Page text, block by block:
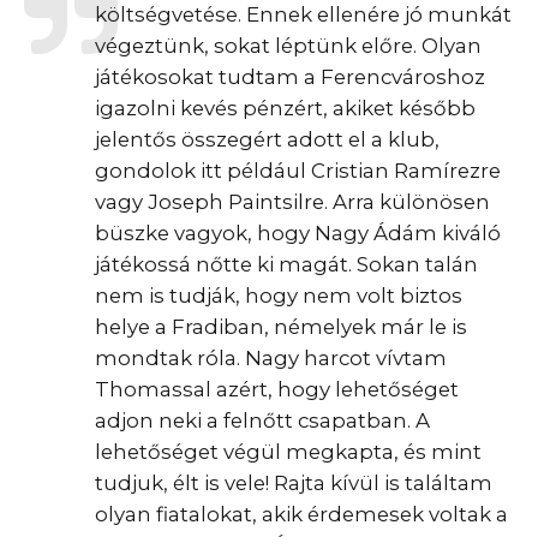
költségvetése. Ennek ellenére jó munkát
végeztünk, sokat léptünk előre. Olyan
játékosokat tudtam a Ferencvároshoz
igazolni kevés pénzért, akiket később
jelentős összegért adott el a klub,
gondolok itt például Cristian Ramírezre
vagy Joseph Paintsilre. Arra különösen
büszke vagyok, hogy Nagy Ádám kiváló
játékossá nőtte ki magát. Sokan talán
nem is tudják, hogy nem volt biztos
helye a Fradiban, némelyek már le is
mondtak róla. Nagy harcot vívtam
Thomassal azért, hogy lehetőséget
adjon neki a felnőtt csapatban. A
lehetőséget végül megkapta, és mint
tudjuk, élt is vele! Rajta kívül is találtam
olyan fiatalokat, akik érdemesek voltak a